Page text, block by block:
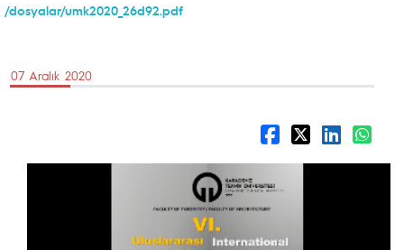
/dosyalar/umk2020_26d92.pdf
07 Aralık 2020